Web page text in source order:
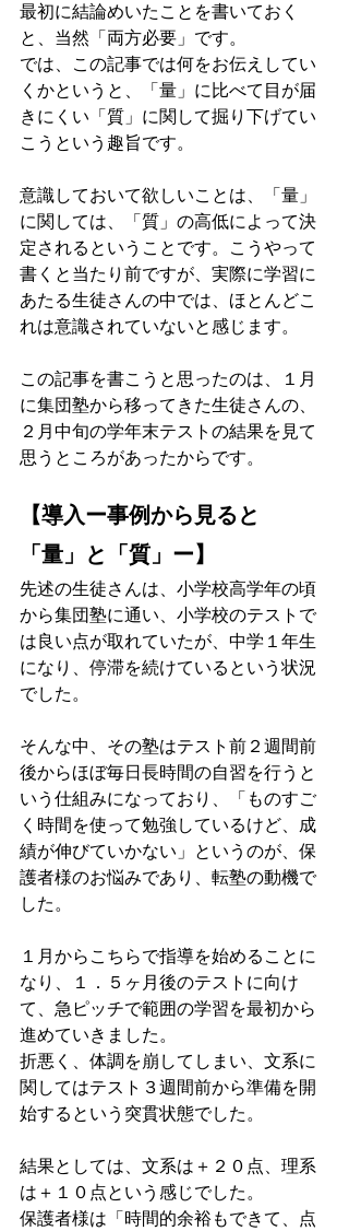
最初に結論めいたことを書いておく
と、当然「両方必要」です。
では、この記事では何をお伝えしてい
くかというと、「量」に比べて目が届
きにくい「質」に関して掘り下げてい
こうという趣旨です。
意識しておいて欲しいことは、「量」
に関しては、「質」の高低によって決
定されるということです。こうやって
書くと当たり前ですが、実際に学習に
あたる生徒さんの中では、ほとんどこ
れは意識されていないと感じます。
この記事を書こうと思ったのは、１月
に集団塾から移ってきた生徒さんの、
２月中旬の学年末テストの結果を見て
思うところがあったからです。
【導入ー事例から見ると
「量」と「質」ー】
先述の生徒さんは、小学校高学年の頃
から集団塾に通い、小学校のテストで
は良い点が取れていたが、中学１年生
になり、停滞を続けているという状況
でした。
そんな中、その塾はテスト前２週間前
後からほぼ毎日長時間の自習を行うと
いう仕組みになっており、「ものすご
く時間を使って勉強しているけど、成
績が伸びていかない」というのが、保
護者様のお悩みであり、転塾の動機で
した。
１月からこちらで指導を始めることに
なり、１．５ヶ月後のテストに向け
て、急ピッチで範囲の学習を最初から
進めていきました。
折悪く、体調を崩してしまい、文系に
関してはテスト３週間前から準備を開
始するという突貫状態でした。
結果としては、文系は＋２０点、理系
は＋１０点という感じでした。
保護者様は「時間的余裕もできて、点